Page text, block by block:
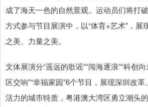
成了海天一色的自然景观。运动员们将打
方式参与节目展演中，以“体育+艺术”，展
之美、力量之美。
文体展演分“遥远的歌谣”“闯海逐浪”“科创向
区交响”“幸福家园”6个节目，展现深圳改革
活力的城市特质，粤港澳大湾区勇立潮头